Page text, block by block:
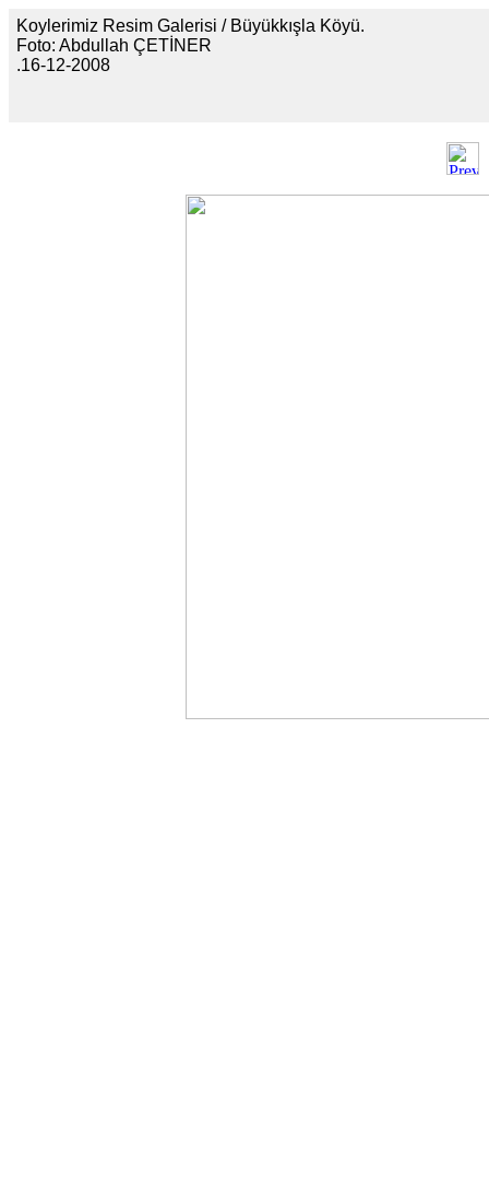
Koylerimiz Resim Galerisi / Büyükkışla Köyü.
Foto: Abdullah ÇETİNER
.16-12-2008